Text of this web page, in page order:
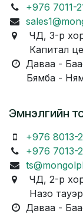
+976 7011-
ЧД, 3-р
Капитал
Даваа -
Бямба -
Эмнэлгийн
+976 8013-
+976 7013-
ЧД, 2-р
Назо тауэр,
Даваа -